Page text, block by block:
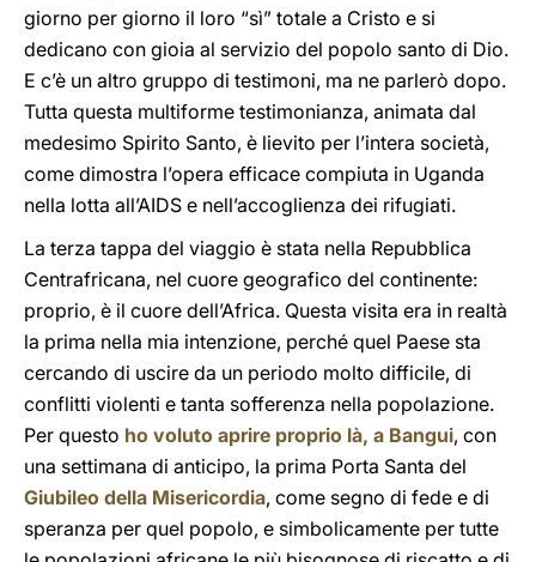
giorno per giorno il loro “sì” totale a Cristo e si
dedicano con gioia al servizio del popolo santo di Dio.
E c’è un altro gruppo di testimoni, ma ne parlerò dopo.
Tutta questa multiforme testimonianza, animata dal
medesimo Spirito Santo, è lievito per l’intera società,
come dimostra l’opera efficace compiuta in Uganda
nella lotta all’AIDS e nell’accoglienza dei rifugiati.
La terza tappa del viaggio è stata nella Repubblica
Centrafricana, nel cuore geografico del continente:
proprio, è il cuore dell’Africa. Questa visita era in realtà
la prima nella mia intenzione, perché quel Paese sta
cercando di uscire da un periodo molto difficile, di
conflitti violenti e tanta sofferenza nella popolazione.
Per questo ho voluto aprire proprio là, a Bangui, con
una settimana di anticipo, la prima Porta Santa del
Giubileo della Misericordia, come segno di fede e di
speranza per quel popolo, e simbolicamente per tutte